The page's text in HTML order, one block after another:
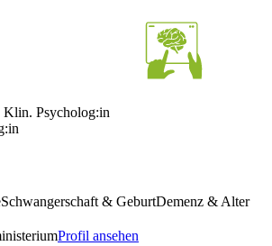
Klin. Psycholog:in
Schwangerschaft & GeburtDemenz & Alter
Profil ansehen